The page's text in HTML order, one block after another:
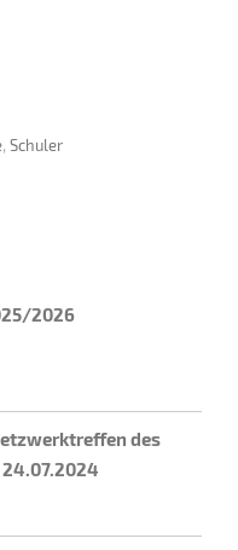
Schuler
2026
des